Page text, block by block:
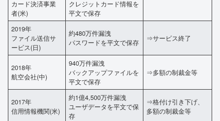
カード決済事業
者(米)
クレジットカード情報を
平文で保存
2019年
ファイル送信サ
ービス(日)
約480万件漏洩
パスワードを平文で保存
⇒サービス終了
2018年
航空会社(中)
940万件漏洩
バックアップファイルを
平文で保存
⇒多額の制裁金等
2017年
信用情報機関(米)
約1億4,500万件漏洩
ユーザデータを平文で保
存
⇒格付け引き下げ、
多額の制裁金等